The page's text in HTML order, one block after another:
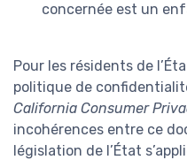
concernée est un
Pour les résidents de
politique de
California Consumer
incohérences entre ce
législation de l’État